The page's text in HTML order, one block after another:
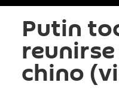
Putin
chino